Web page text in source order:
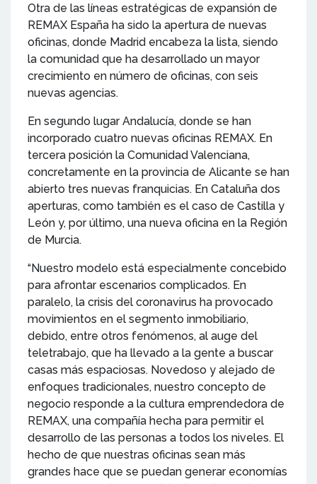
Otra de las líneas estratégicas de expansión de
REMAX España ha sido la apertura de nuevas
oficinas, donde Madrid encabeza la lista, siendo
la comunidad que ha desarrollado un mayor
crecimiento en número de oficinas, con seis
nuevas agencias.
En segundo lugar Andalucía, donde se han
incorporado cuatro nuevas oficinas REMAX. En
tercera posición la Comunidad Valenciana,
concretamente en la provincia de Alicante se han
abierto tres nuevas franquicias. En Cataluña dos
aperturas, como también es el caso de Castilla y
León y, por último, una nueva oficina en la Región
de Murcia.
“Nuestro modelo está especialmente concebido
para afrontar escenarios complicados. En
paralelo, la crisis del coronavirus ha provocado
movimientos en el segmento inmobiliario,
debido, entre otros fenómenos, al auge del
teletrabajo, que ha llevado a la gente a buscar
casas más espaciosas. Novedoso y alejado de
enfoques tradicionales, nuestro concepto de
negocio responde a la cultura emprendedora de
REMAX, una compañía hecha para permitir el
desarrollo de las personas a todos los niveles. El
hecho de que nuestras oficinas sean más
grandes hace que se puedan generar economías